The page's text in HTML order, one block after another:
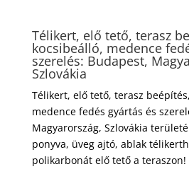
Télikert, elő tető, terasz
kocsibeálló, medence
szerelés: Budapest,
Szlovákia
Télikert, elő tető, terasz
medence fedés gyártás és
Magyarország, Szlovákia
ponyva, üveg ajtó, ablak
polikarbonát elő tető a teraszon!